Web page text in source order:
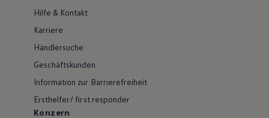
Hilfe & Kontakt
Karriere
Händlersuche
Geschäftskunden
Information zur Barrierefreiheit
Ersthelfer/ first responder
Konzern